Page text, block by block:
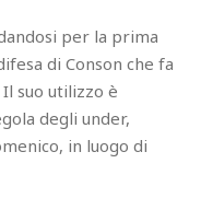
per la prima
di Conson che fa
suo utilizzo è
degli under,
in luogo di